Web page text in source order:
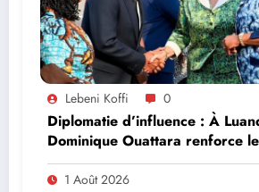
Lebeni Koffi 0
Diplomatie d’influence : À
Dominique Ouattara renforce le
leadership solidaire de la Côte
Afrique
1 Août 2026